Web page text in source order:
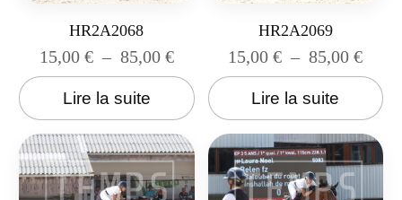
HR2A2068
15,00 € – 85,00 €
Lire la suite
HR2A2069
15,00€ – 85,00€
Lire la suite